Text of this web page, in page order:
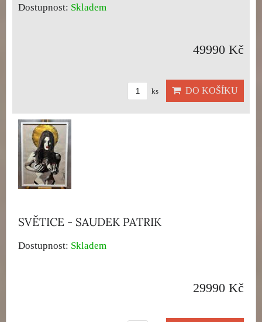
Dostupnost: Skladem
49990 Kč
ks DO KOŠÍKU
SVĚTICE - SAUDEK PATRIK
Dostupnost: Skladem
29990 Kč